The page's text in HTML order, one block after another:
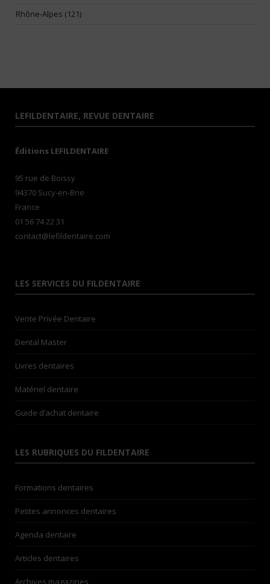
Rhône-Alpes (121)
LEFILDENTAIRE, REVUE DENTAIRE
Éditions LEFILDENTAIRE
95 rue de Boissy
94370 Sucy-en-Brie
France
01 56 74 22 31
contact@lefildentaire.com
LES SERVICES DU FILDENTAIRE
Vente Privée Dentaire
Dental Master
Livres dentaires
Matériel dentaire
Guide d’achat dentaire
LES RUBRIQUES DU FILDENTAIRE
Formations dentaires
Petites annonces dentaires
Agenda dentaire
Articles dentaires
Archives magazines